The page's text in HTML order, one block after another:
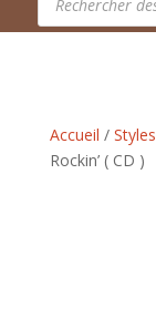
produits
Accueil / Styles
Rockin’ ( CD )